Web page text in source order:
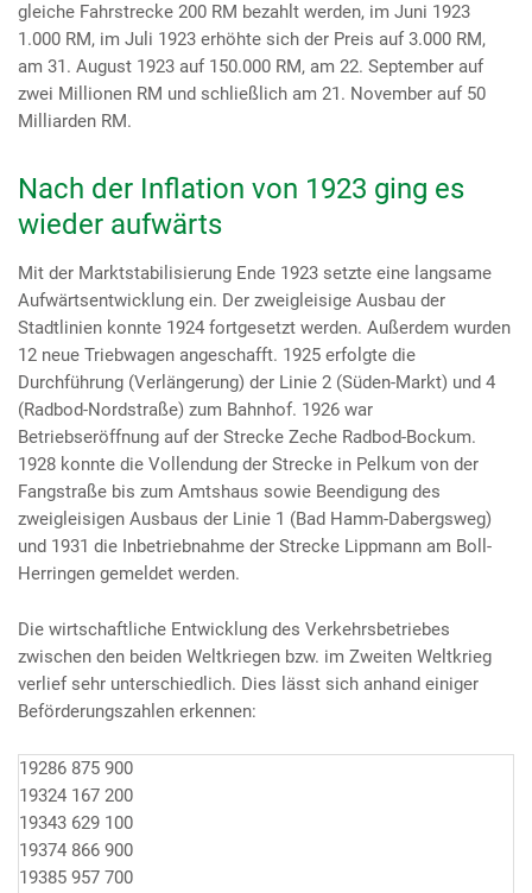
gleiche Fahrstrecke 200 RM bezahlt werden, im Juni 1923
1.000 RM, im Juli 1923 erhöhte sich der Preis auf 3.000 RM,
am 31. August 1923 auf 150.000 RM, am 22. September auf
zwei Millionen RM und schließlich am 21. November auf 50
Milliarden RM.
Nach der Inflation von 1923 ging es
wieder aufwärts
Mit der Marktstabilisierung Ende 1923 setzte eine langsame
Aufwärtsentwicklung ein. Der zweigleisige Ausbau der
Stadtlinien konnte 1924 fortgesetzt werden. Außerdem wurden
12 neue Triebwagen angeschafft. 1925 erfolgte die
Durchführung (Verlängerung) der Linie 2 (Süden-Markt) und 4
(Radbod-Nordstraße) zum Bahnhof. 1926 war
Betriebseröffnung auf der Strecke Zeche Radbod-Bockum.
1928 konnte die Vollendung der Strecke in Pelkum von der
Fangstraße bis zum Amtshaus sowie Beendigung des
zweigleisigen Ausbaus der Linie 1 (Bad Hamm-Dabergsweg)
und 1931 die Inbetriebnahme der Strecke Lippmann am Boll-
Herringen gemeldet werden.
Die wirtschaftliche Entwicklung des Verkehrsbetriebes
zwischen den beiden Weltkriegen bzw. im Zweiten Weltkrieg
verlief sehr unterschiedlich. Dies lässt sich anhand einiger
Beförderungszahlen erkennen:
19286 875 900
19324 167 200
19343 629 100
19374 866 900
19385 957 700